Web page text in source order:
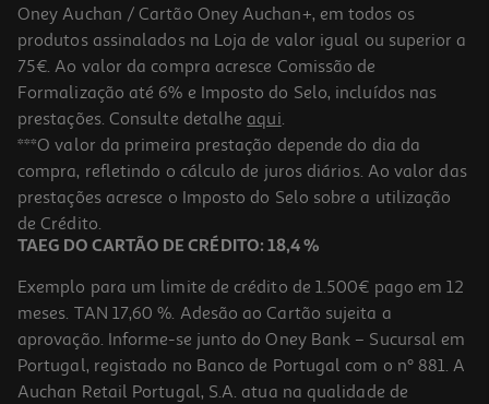
Tinta Acrílica Auchan Castanho 120ml
2.19 €/un
2,19 €
Oney Auchan / Cartão Oney Auchan+, em todos os
produtos assinalados na Loja de valor igual ou superior a
75€. Ao valor da compra acresce Comissão de
Formalização até 6% e Imposto do Selo, incluídos nas
prestações. Consulte detalhe aqui.
***O valor da primeira prestação depende do dia da
compra, refletindo o cálculo de juros diários. Ao valor das
prestações acresce o Imposto do Selo sobre a utilização
de Crédito.
TAEG DO CARTÃO DE CRÉDITO: 18,4 %
Exemplo para um limite de crédito de 1.500€ pago em 12
meses. TAN 17,60 %. Adesão ao Cartão sujeita a
aprovação. Informe-se junto do Oney Bank – Sucursal em
Portugal, registado no Banco de Portugal com o nº 881. A
Auchan Retail Portugal, S.A. atua na qualidade de